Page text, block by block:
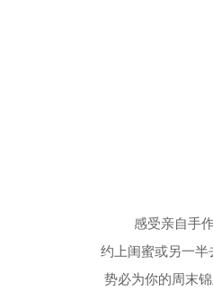
感受亲自手
约上闺蜜或另一半
势必为你的周末